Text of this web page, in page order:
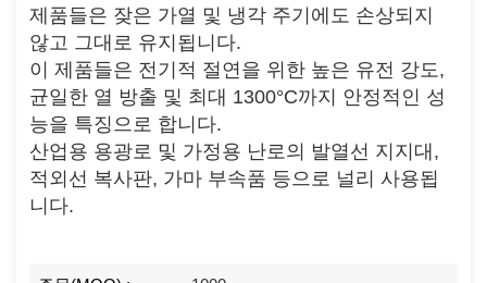
제품들은 잦은 가열 및 냉각 주기에도 손상되지
않고 그대로 유지됩니다.
이 제품들은 전기적 절연을 위한 높은 유전 강도,
균일한 열 방출 및 최대 1300°C까지 안정적인 성
능을 특징으로 합니다.
산업용 용광로 및 가정용 난로의 발열선 지지대,
적외선 복사판, 가마 부속품 등으로 널리 사용됩
니다.